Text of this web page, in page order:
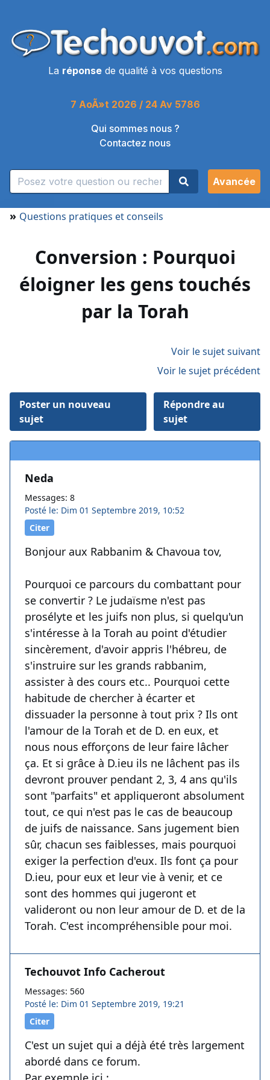
La réponsede qualité à vos questions
7 AoÃ»t 2026 / 24 Av 5786
Qui sommes nous ?
Contactez nous
Avancée
» Questions pratiques et conseils
Conversion : Pourquoi
éloigner les gens touchés
par la Torah
Voir le sujet suivant
Voir le sujet précédent
Poster un nouveau
sujet
Répondre au
sujet
Neda
Messages: 8
Posté le: Dim 01 Septembre 2019, 10:52
Citer
Bonjour aux Rabbanim & Chavoua tov,
Pourquoi ce parcours du combattant pour
se convertir ? Le judaïsme n'est pas
prosélyte et les juifs non plus, si quelqu'un
s'intéresse à la Torah au point d'étudier
sincèrement, d'avoir appris l'hébreu, de
s'instruire sur les grands rabbanim,
assister à des cours etc.. Pourquoi cette
habitude de chercher à écarter et
dissuader la personne à tout prix ? Ils ont
l'amour de la Torah et de D. en eux, et
nous nous efforçons de leur faire lâcher
ça. Et si grâce à D.ieu ils ne lâchent pas ils
devront prouver pendant 2, 3, 4 ans qu'ils
sont "parfaits" et appliqueront absolument
tout, ce qui n'est pas le cas de beaucoup
de juifs de naissance. Sans jugement bien
sûr, chacun ses faiblesses, mais pourquoi
exiger la perfection d'eux. Ils font ça pour
D.ieu, pour eux et leur vie à venir, et ce
sont des hommes qui jugeront et
valideront ou non leur amour de D. et de la
Torah. C'est incompréhensible pour moi.
Techouvot Info Cacherout
Messages: 560
Posté le: Dim 01 Septembre 2019, 19:21
Citer
C'est un sujet qui a déjà été très largement
abordé dans ce forum.